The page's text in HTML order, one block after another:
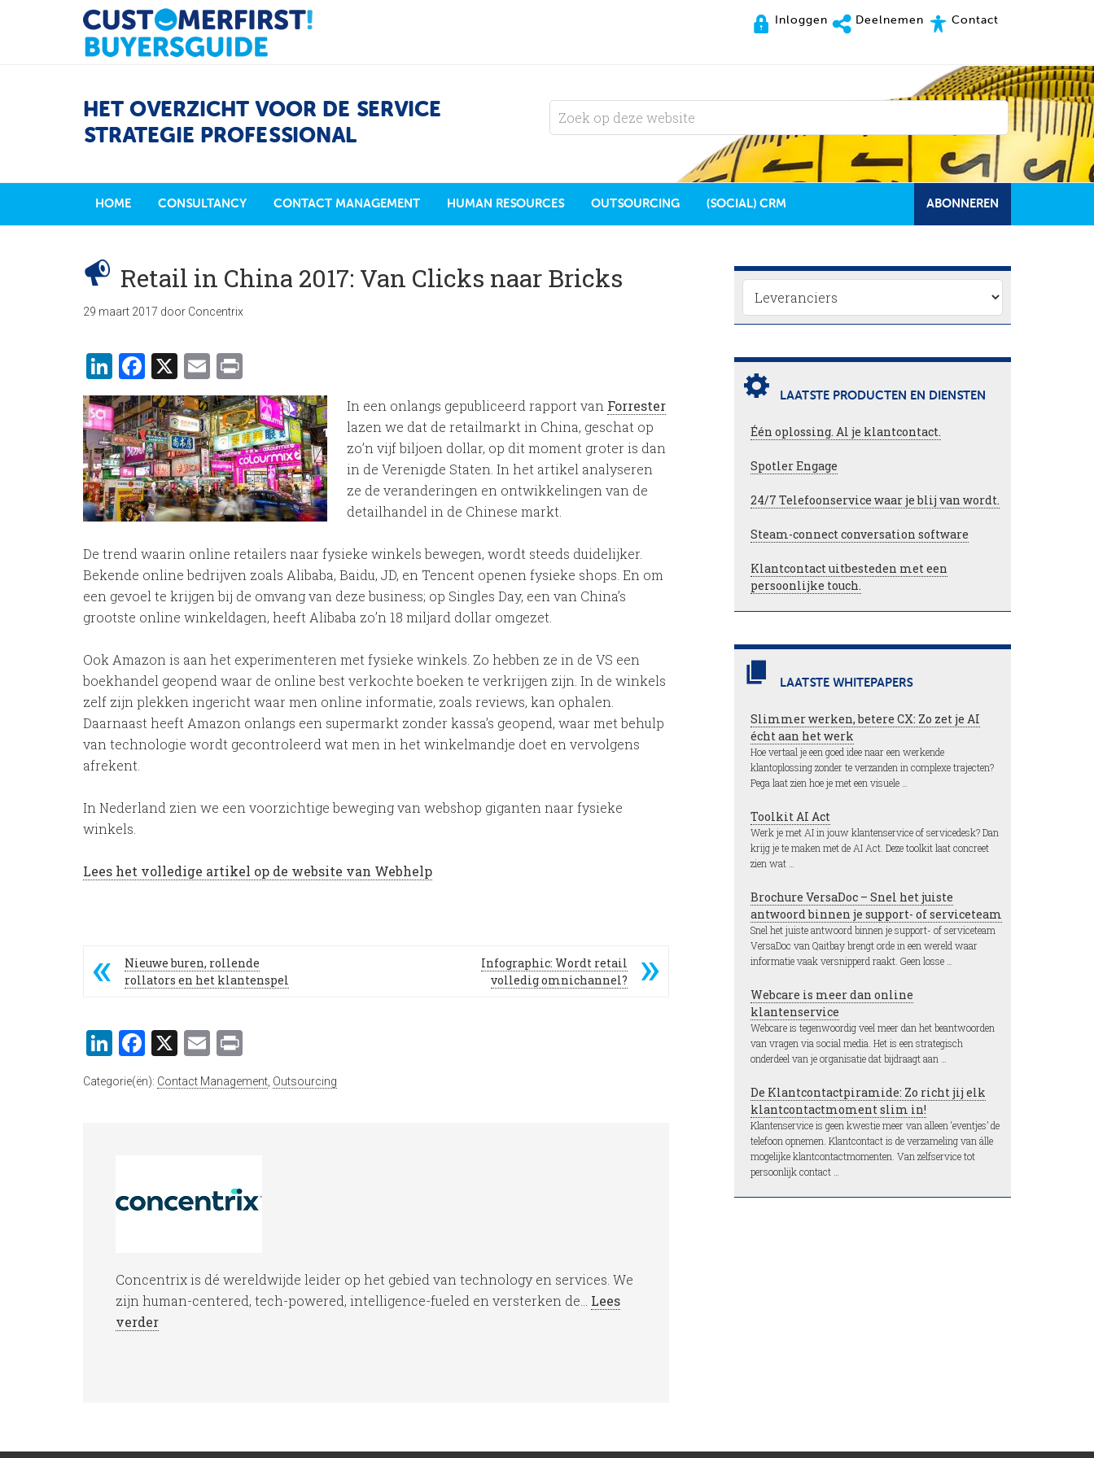
Inloggen Deelnemen Contact
HET OVERZICHT VOOR DE SERVICE
STRATEGIE PROFESSIONAL
HOME CONSULTANCY CONTACT MANAGEMENT HUMAN RESOURCES OUTSOURCING (SOCIAL) CRM ABONNEREN
Retail in China 2017: Van Clicks naar Bricks
29 maart 2017 door Concentrix
LinkedIn
Facebook
X Email
In een onlangs gepubliceerd rapport van Forrester
lazen we dat de retailmarkt in China, geschat op
zo’n vijf biljoen dollar, op dit moment groter is dan
in de Verenigde Staten. In het artikel analyseren
ze de veranderingen en ontwikkelingen van de
detailhandel in de Chinese markt.
De trend waarin online retailers naar fysieke winkels bewegen, wordt steeds duidelijker.
Bekende online bedrijven zoals Alibaba, Baidu, JD, en Tencent openen fysieke shops. En om
een gevoel te krijgen bij de omvang van deze business; op Singles Day, een van China’s
grootste online winkeldagen, heeft Alibaba zo’n 18 miljard dollar omgezet.
Ook Amazon is aan het experimenteren met fysieke winkels. Zo hebben ze in de VS een
boekhandel geopend waar de online best verkochte boeken te verkrijgen zijn. In de winkels
zelf zijn plekken ingericht waar men online informatie, zoals reviews, kan ophalen.
Daarnaast heeft Amazon onlangs een supermarkt zonder kassa’s geopend, waar met behulp
van technologie wordt gecontroleerd wat men in het winkelmandje doet en vervolgens
afrekent.
In Nederland zien we een voorzichtige beweging van webshop giganten naar fysieke
winkels.
Lees het volledige artikel op de website van Webhelp
Nieuwe buren, rollende
rollators en het klantenspel
Infographic: Wordt retail
volledig omnichannel?
LinkedIn
Facebook
X Email
Categorie(ën): Contact Management Outsourcing
Concentrix is dé wereldwijde leider op het gebied van technology en services. We
zijn human-centered, tech-powered, intelligence-fueled en versterken de... Lees
verder
LAATSTE PRODUCTEN EN DIENSTEN
Één oplossing. Al je klantcontact.
Spotler Engage
24/7 Telefoonservice waar je blij van wordt.
Steam-connect conversation software
Klantcontact uitbesteden met een
persoonlijke touch.
LAATSTE WHITEPAPERS
Slimmer werken, betere CX: Zo zet je AI
écht aan het werk
Hoe vertaal je een goed idee naar een werkende
klantoplossing zonder te verzanden in complexe trajecten?
Pega laat zien hoe je met een visuele …
Toolkit AI Act
Werk je met AI in jouw klantenservice of servicedesk? Dan
krijg je te maken met de AI Act. Deze toolkit laat concreet
zien wat …
Brochure VersaDoc – Snel het juiste
antwoord binnen je support- of serviceteam
Snel het juiste antwoord binnen je support- of serviceteam
VersaDoc van Qaitbay brengt orde in een wereld waar
informatie vaak versnipperd raakt. Geen losse …
Webcare is meer dan online
klantenservice
Webcare is tegenwoordig veel meer dan het beantwoorden
van vragen via social media. Het is een strategisch
onderdeel van je organisatie dat bijdraagt aan …
De Klantcontactpiramide: Zo richt jij elk
klantcontactmoment slim in!
Klantenservice is geen kwestie meer van alleen ‘eventjes’ de
telefoon opnemen. Klantcontact is de verzameling van álle
mogelijke klantcontactmomenten. Van zelfservice tot
persoonlijk contact …